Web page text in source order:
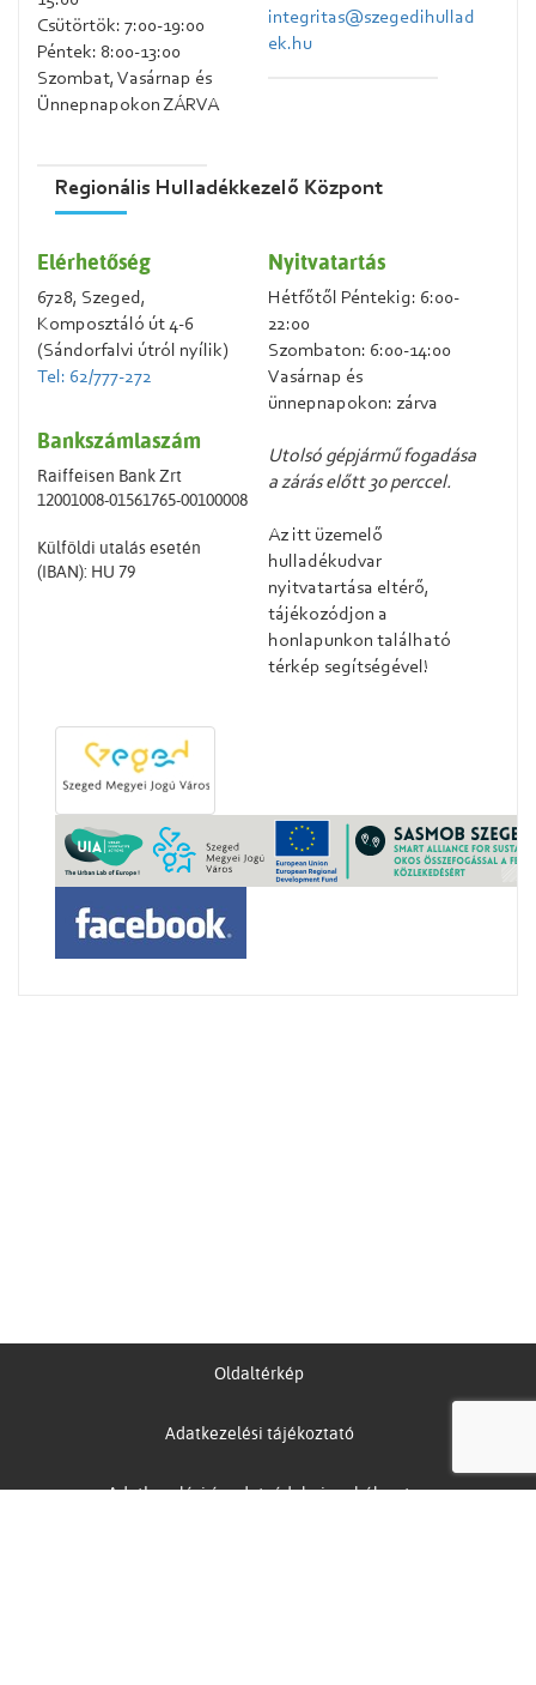
Csütörtök: 7:00-19:00
Péntek: 8:00-13:00
Szombat, Vasárnap és
Ünnepnapokon ZÁRVA
integritas@szegedihullad
ek.hu
Regionális Hulladékkezelő Központ
Elérhetőség
6728, Szeged,
Komposztáló út 4-6
(Sándorfalvi útról nyílik)
Tel: 62/777-272
Bankszámlaszám
Raiffeisen Bank Zrt
12001008-01561765-00100008
Külföldi utalás esetén
(IBAN): HU 79
Nyitvatartás
Hétfőtől Péntekig: 6:00-
22:00
Szombaton: 6:00-14:00
Vasárnap és
ünnepnapokon: zárva
Utolsó gépjármű fogadása
a zárás előtt 30 perccel.
Az itt üzemelő
hulladékudvar
nyitvatartása eltérő,
tájékozódjon a
honlapunkon található
térkép segítségével!
Oldaltérkép
Adatkezelési tájékoztató
Adatkezelési és adatvédelmi szabályzat